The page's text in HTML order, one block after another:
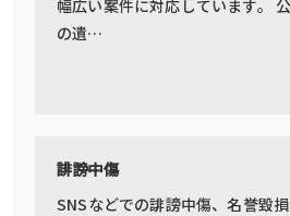
幅広い案件に対応しています。
の遺…
誹謗中傷
SNSなどでの誹謗中傷、名誉毀